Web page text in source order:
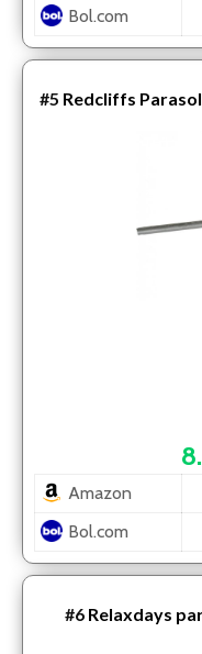
Bol.com
#5 Redcliffs
Amazon
Bol.com
#6 Relaxdays